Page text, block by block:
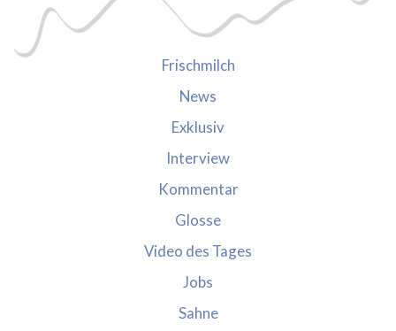
Frischmilch
News
Exklusiv
Interview
Kommentar
Glosse
Video des Tages
Jobs
Sahne